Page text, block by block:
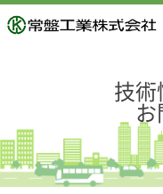
技術
お